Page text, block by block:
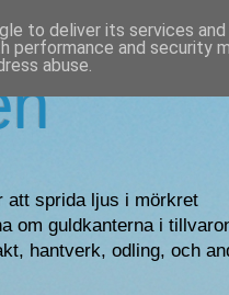
att sprida ljus i mörkret
om guldkanterna i
hantverk, odling, och
to deliver its services
performance and security
abuse.